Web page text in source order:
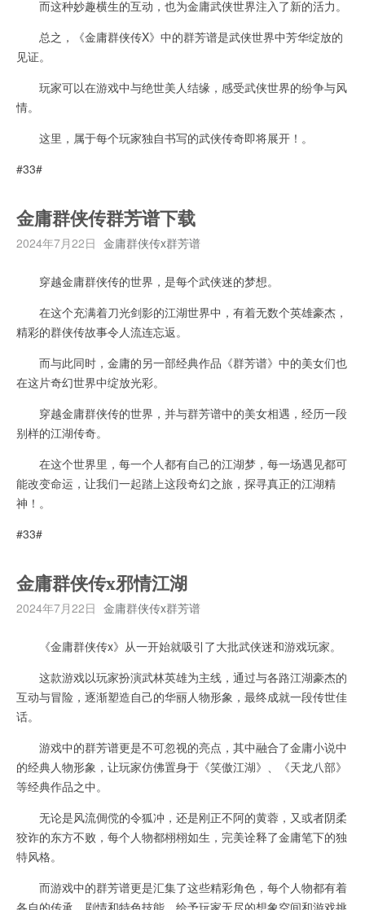
而这种妙趣横生的互动，也为金庸武侠世界注入了新的活力。
总之，《金庸群侠传X》中的群芳谱是武侠世界中芳华绽放的
见证。
玩家可以在游戏中与绝世美人结缘，感受武侠世界的纷争与风
情。
这里，属于每个玩家独自书写的武侠传奇即将展开！。
#33#
金庸群侠传群芳谱下载
2024年7月22日 金庸群侠传x群芳谱
穿越金庸群侠传的世界，是每个武侠迷的梦想。
在这个充满着刀光剑影的江湖世界中，有着无数个英雄豪杰，
精彩的群侠传故事令人流连忘返。
而与此同时，金庸的另一部经典作品《群芳谱》中的美女们也
在这片奇幻世界中绽放光彩。
穿越金庸群侠传的世界，并与群芳谱中的美女相遇，经历一段
别样的江湖传奇。
在这个世界里，每一个人都有自己的江湖梦，每一场遇见都可
能改变命运，让我们一起踏上这段奇幻之旅，探寻真正的江湖精
神！。
#33#
金庸群侠传x邪情江湖
2024年7月22日 金庸群侠传x群芳谱
《金庸群侠传x》从一开始就吸引了大批武侠迷和游戏玩家。
这款游戏以玩家扮演武林英雄为主线，通过与各路江湖豪杰的
互动与冒险，逐渐塑造自己的华丽人物形象，最终成就一段传世佳
话。
游戏中的群芳谱更是不可忽视的亮点，其中融合了金庸小说中
的经典人物形象，让玩家仿佛置身于《笑傲江湖》、《天龙八部》
等经典作品之中。
无论是风流倜傥的令狐冲，还是刚正不阿的黄蓉，又或者阴柔
狡诈的东方不败，每个人物都栩栩如生，完美诠释了金庸笔下的独
特风格。
而游戏中的群芳谱更是汇集了这些精彩角色，每个人物都有着
各自的传承、剧情和特色技能，给予玩家无尽的想象空间和游戏挑